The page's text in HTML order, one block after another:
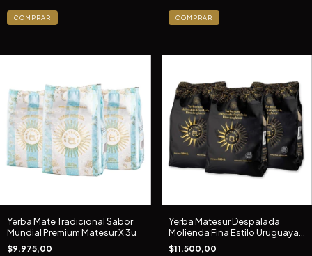
Yerba Mate Tradicional Sabor
Mundial Premium Matesur X 3u
$9.975,00
Yerba Matesur Despalada
Molienda Fina Estilo Uruguaya
X 3u
$11.500,00